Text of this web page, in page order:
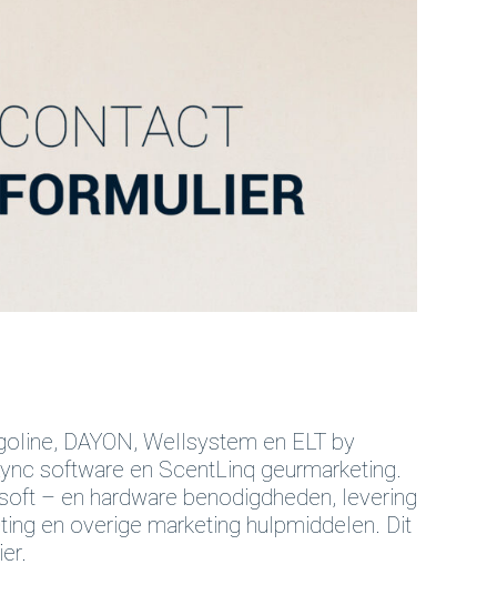
DAYON, Wellsystem en ELT by
software en ScentLinq geurmarketing.
– en hardware benodigdheden, levering
en overige marketing hulpmiddelen. Dit